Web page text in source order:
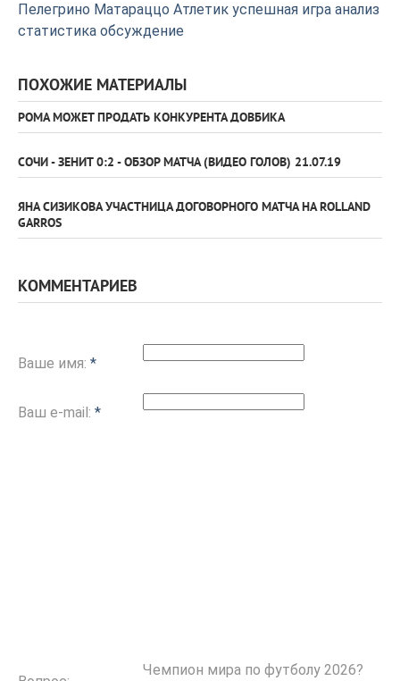
Пелегрино Матараццо Атлетик успешная игра анализ
статистика обсуждение
ПОХОЖИЕ МАТЕРИАЛЫ
РОМА МОЖЕТ ПРОДАТЬ КОНКУРЕНТА ДОВБИКА
СОЧИ - ЗЕНИТ 0:2 - ОБЗОР МАТЧА (ВИДЕО ГОЛОВ) 21.07.19
ЯНА СИЗИКОВА УЧАСТНИЦА ДОГОВОРНОГО МАТЧА НА ROLLAND
GARROS
КОММЕНТАРИЕВ
Ваше имя: *
Ваш e-mail: *
Чемпион мира по футболу 2026?